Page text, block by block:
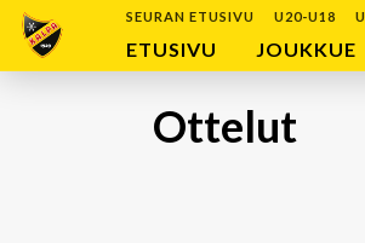
SEURAN ETUSIVU U20-U18
ETUSIVU JOUKKUE
Ottelut